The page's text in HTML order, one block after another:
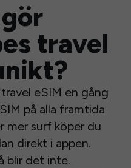
travel
eSIM en gång
på alla framtida
mer surf köper du
direkt i appen.
blir det inte.